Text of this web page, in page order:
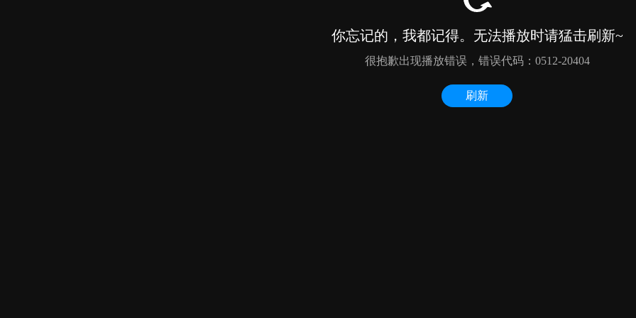
你忘记的，我都记得。无法播放时请猛击刷新~
很抱歉出现播放错误，错误代码：0512-20404
刷新